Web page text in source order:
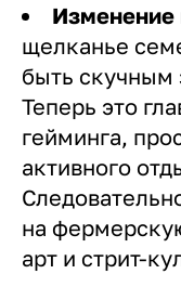
Изменение
щелканье
быть скучным
Теперь это
гейминга,
активного
на
арт и стрит-